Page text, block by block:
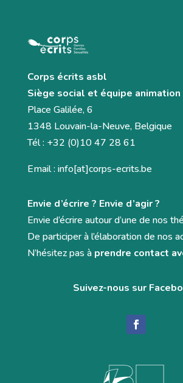
Corps écrits asbl
Siège social et équipe animation
Place Galilée, 6
1348 Louvain-la-Neuve, Belgique
Tél : +32 (0)10 47 28 61
Email : info[at]corps-ecrits.be
Envie d’écrire ? Envie d’agir ?
Envie d’écrire autour d’une de nos
De participer à l’élaboration de nos
N’hésitez pas à prendre contact
Suivez-nous sur